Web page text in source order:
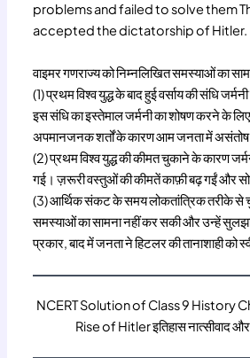
problems and failed to solve them
accepted the dictatorship of Hitler.
वाइमर गणराज्य को निम्नलिखित समस्याओं का
(1) प्रथम विश्व युद्ध के बाद हुई वर्साय की संधि
इस संधि का इस्तेमाल जर्मनी का शोषण करने के
अपमानजनक शर्तों के कारण आम जनता में असंतोष
(2) प्रथम विश्व युद्ध की कीमत चुकाने के कारण
गई। ज़रूरी वस्तुओं की कीमतें काफ़ी बढ़ गईं और
(3) आर्थिक संकट के समय लोकतांत्रिक तरीके से
समस्याओं का सामना नहीं कर सकी और उन्हें
प्रकार, बाद में जनता ने हिटलर की तानाशाही को
NCERT Solution of Class 9 History
Rise of Hitler इतिहास नात्सीवाद